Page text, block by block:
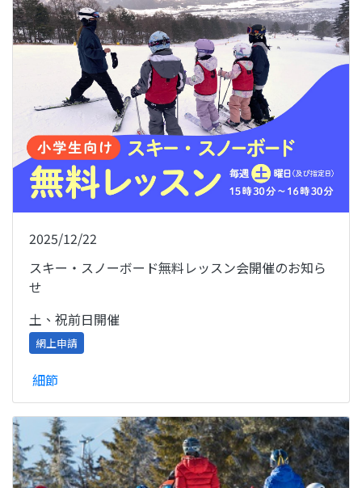
2025/12/22
スキー・スノーボード無料レッスン会開催のお知ら
せ
土、祝前日開催
網上申請
細節